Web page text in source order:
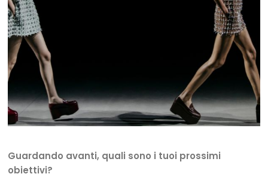
Guardando avanti, quali sono i tuoi prossimi
obiettivi?